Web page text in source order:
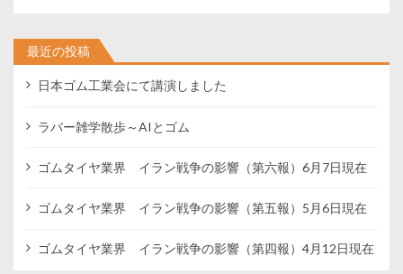
最近の投稿
日本ゴム工業会にて講演しました
ラバー雑学散歩～AIとゴム
ゴムタイヤ業界 イラン戦争の影響（第六報）6月7日現在
ゴムタイヤ業界 イラン戦争の影響（第五報）5月6日現在
ゴムタイヤ業界 イラン戦争の影響（第四報）4月12日現在